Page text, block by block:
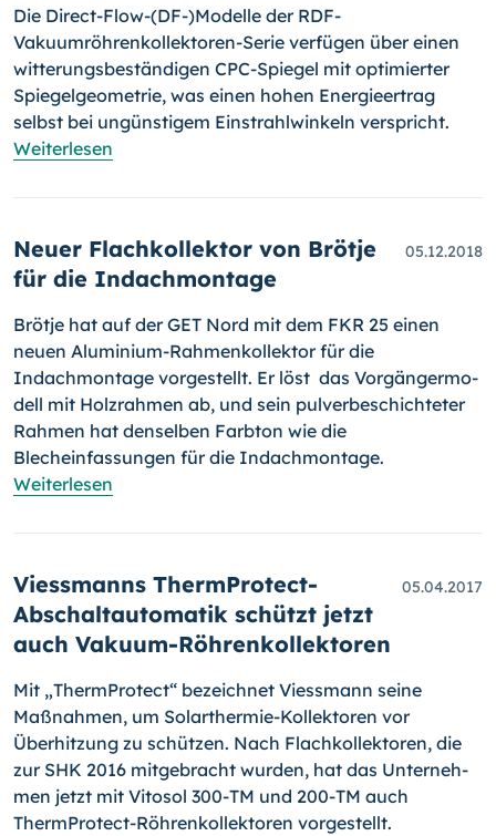
Die Direct-Flow-(DF-)Modelle der RDF-
Vakuumröhrenkollektoren-Serie verfügen über einen
witterungsbeständigen CPC-Spiegel mit optimierter
Spiegelgeometrie, was einen hohen Energieertrag
selbst bei ungüns­ti­gem Einstrahlwinkeln verspricht.
Weiterlesen
Neuer Flachkollektor von Brötje
für die Indachmontage
05.12.2018
Brötje hat auf der GET Nord mit dem FKR 25 einen
neuen Aluminium-Rah­men­kollektor für die
Indachmontage vorgestellt. Er löst das Vor­gän­ger­mo­
dell mit Holzrahmen ab, und sein pulverbeschichteter
Rahmen hat den­sel­ben Farbton wie die
Blecheinfassungen für die Indach­mon­tage.
Weiterlesen
Viessmanns ThermProtect-
Abschaltautomatik schützt jetzt
auch Vakuum-Röhrenkollektoren
05.04.2017
Mit „ThermProtect“ bezeichnet Viessmann seine
Maßnahmen, um Solar­thermie-Kollektoren vor
Überhitzung zu schützen. Nach Flach­kollek­toren, die
zur SHK 2016 mitgebracht wurden, hat das Unter­neh­
men jetzt mit Vitosol 300-TM und 200-TM auch
ThermProtect-Röh­ren­kollektoren vorgestellt.